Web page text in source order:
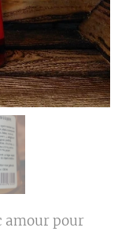
amour pour